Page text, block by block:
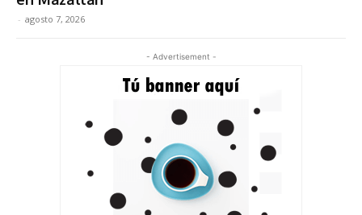
- agosto 7, 2026
- Advertisement -